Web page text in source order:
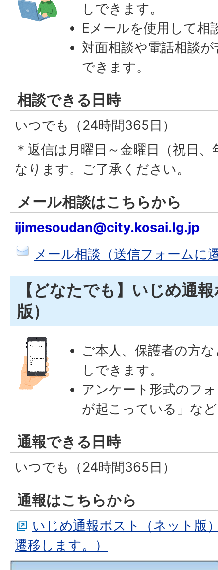
しできます。
Eメールを使用して相
対面相談や電話相談
できます。
相談できる日時
いつでも（24時間365日）
＊返信は月曜日～金曜日（祝日
なります。ご了承ください。
メール相談はこちらから
ijimesoudan@city.kosai.lg.jp
メール相談（送信フォームに
【どなたでも】いじめ通
版）
ご本人、保護者の方
しできます。
アンケート形式のフ
が起こっている」な
通報できる日時
いつでも（24時間365日）
通報はこちらから
いじめ通報ポスト（ネット版
遷移します。）